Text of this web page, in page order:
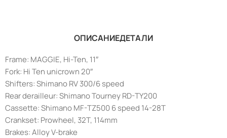
ОПИСАНИЕДЕТАЛИ
Frame: MAGGIE, Hi-Ten, 11″
Fork: Hi Ten unicrown 20″
Shifters: Shimano RV 300/6 speed
Rear derailleur: Shimano Tourney RD-TY200
Cassette: Shimano MF-TZ500 6 speed 14-28T
Crankset: Prowheel, 32T, 114mm
Brakes: Alloy V-brake